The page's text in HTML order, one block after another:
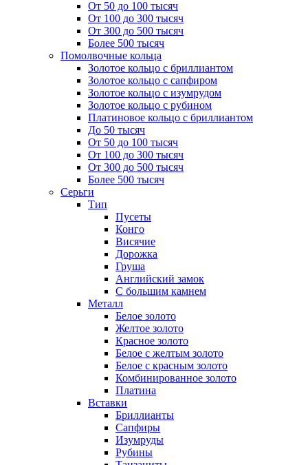
От 50 до 100 тысяч
От 100 до 300 тысяч
От 300 до 500 тысяч
Более 500 тысяч
Помолвочные кольца
Золотое кольцо с бриллиантом
Золотое кольцо с сапфиром
Золотое кольцо с изумрудом
Золотое кольцо с рубином
Платиновое кольцо с бриллиантом
До 50 тысяч
От 50 до 100 тысяч
От 100 до 300 тысяч
От 300 до 500 тысяч
Более 500 тысяч
Серьги
Тип
Пусеты
Конго
Висячие
Дорожка
Груша
Английский замок
С большим камнем
Металл
Белое золото
Желтое золото
Красное золото
Белое с желтым золото
Белое с красным золото
Комбинированное золото
Платина
Вставки
Бриллианты
Сапфиры
Изумруды
Рубины